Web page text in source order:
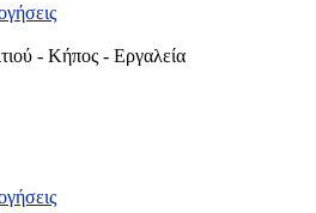
- Κήπος - Εργαλεία